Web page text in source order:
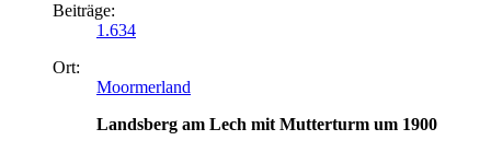
Beiträge:
1.634
Ort:
Moormerland
Landsberg am Lech mit Mutterturm um 1900